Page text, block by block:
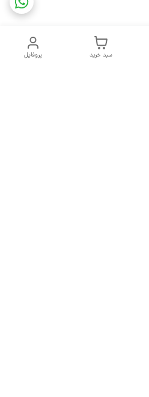
پروفایل سبد خرید